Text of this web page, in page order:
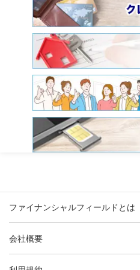
ファイナンシャルフィールドとは
会社概要